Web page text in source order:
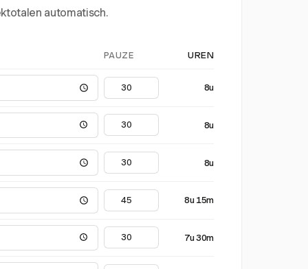
automatisch.
PAUZE UREN
8u
8u
8u
8u 15m
7u 30m